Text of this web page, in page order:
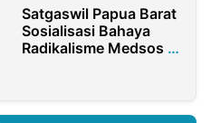
Satgaswil Papua Barat
Sosialisasi Bahaya
Radikalisme Medsos di